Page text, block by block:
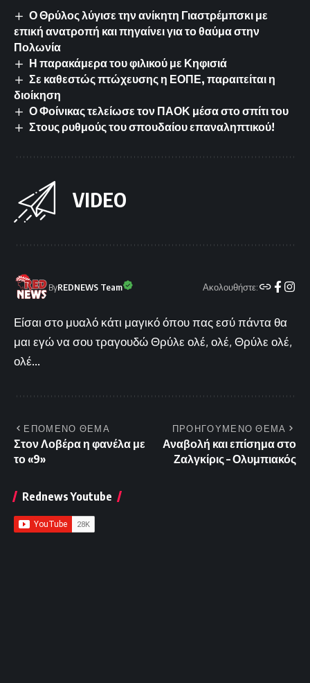
Ο Θρύλος λύγισε την ανίκητη Γιαστρέμπσκι με
επική ανατροπή και πηγαίνει για το θαύμα στην
Πολωνία
Η παρακάμερα του φιλικού με Κηφισιά
Σε καθεστώς πτώχευσης η ΕΟΠΕ, παραιτείται η
διοίκηση
Ο Φοίνικας τελείωσε τον ΠΑΟΚ μέσα στο σπίτι του
Στους ρυθμούς του σπουδαίου επαναληπτικού!
VIDEO
ByREDNEWS Team Ακολουθήστε:
Είσαι στο μυαλό κάτι μαγικό όπου πας εσύ πάντα θα
μαι εγώ να σου τραγουδώ Θρύλε ολέ, ολέ, Θρύλε ολέ,
ολέ...
ΕΠΟΜΕΝΟ ΘΕΜΑ
Στον Λοβέρα η φανέλα με
το «9»
ΠΡΟΗΓΟΥΜΕΝΟ ΘΕΜΑ
Αναβολή και επίσημα στο
Ζαλγκίρις – Ολυμπιακός
Rednews Youtube